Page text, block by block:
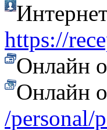
https://
Онлайн
Онлайн
/personal/